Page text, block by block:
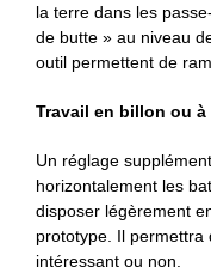
la terre dans les
de butte » au niveau
outil permettent de
Travail en billon ou à
Un réglage
horizontalement les
disposer légèrement
prototype. Il permettra
intéressant ou non.